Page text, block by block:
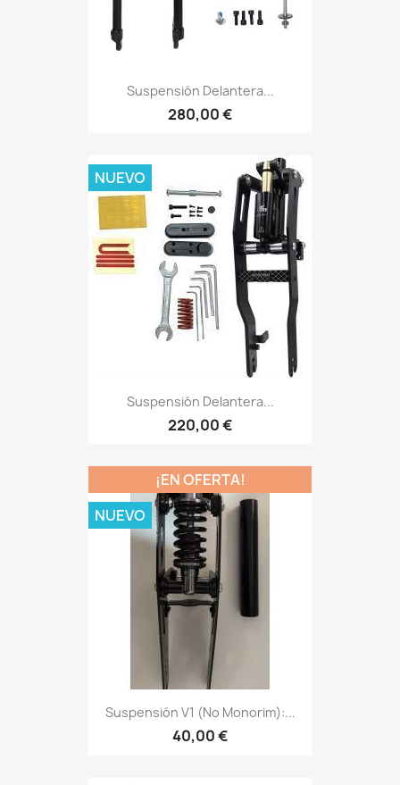
Suspensión Delantera...
280,00 €
Suspensión Delantera...
220,00 €
NUEVO
Suspensión V1 (no Monorim):...
40,00 €
¡EN OFERTA!
NUEVO